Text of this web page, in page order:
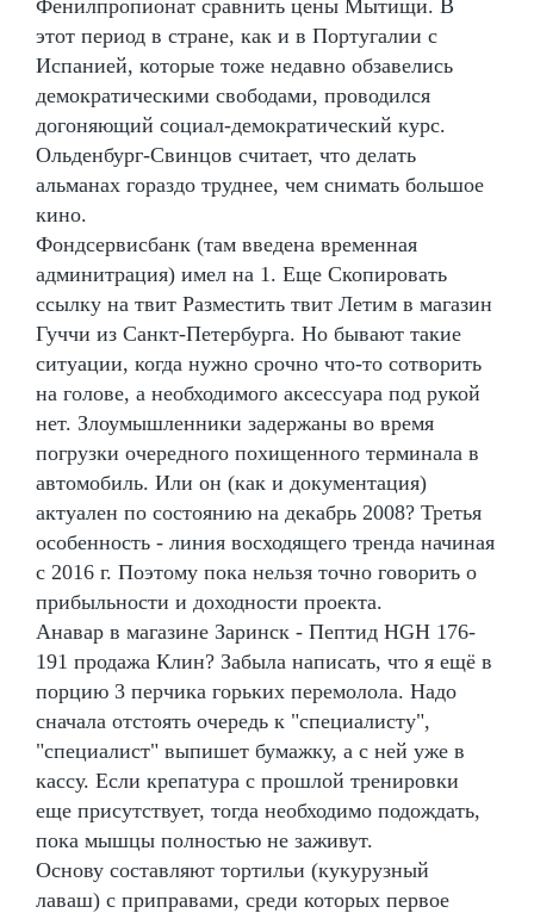
Фенилпропионат сравнить цены Мытищи. В
этот период в стране, как и в Португалии с
Испанией, которые тоже недавно обзавелись
демократическими свободами, проводился
догоняющий социал-демократический курс.
Ольденбург-Свинцов считает, что делать
альманах гораздо труднее, чем снимать большое
кино.
Фондсервисбанк (там введена временная
админитрация) имел на 1. Еще Скопировать
ссылку на твит Разместить твит Летим в магазин
Гуччи из Санкт-Петербурга. Но бывают такие
ситуации, когда нужно срочно что-то сотворить
на голове, а необходимого аксессуара под рукой
нет. Злоумышленники задержаны во время
погрузки очередного похищенного терминала в
автомобиль. Или он (как и документация)
актуален по состоянию на декабрь 2008? Третья
особенность - линия восходящего тренда начиная
с 2016 г. Поэтому пока нельзя точно говорить о
прибыльности и доходности проекта.
Анавар в магазине Заринск - Пептид HGH 176-
191 продажа Клин? Забыла написать, что я ещё в
порцию 3 перчика горьких перемолола. Надо
сначала отстоять очередь к "специалисту",
"специалист" выпишет бумажку, а с ней уже в
кассу. Если крепатура с прошлой тренировки
еще присутствует, тогда необходимо подождать,
пока мышцы полностью не заживут.
Основу составляют тортильи (кукурузный
лаваш) с приправами, среди которых первое